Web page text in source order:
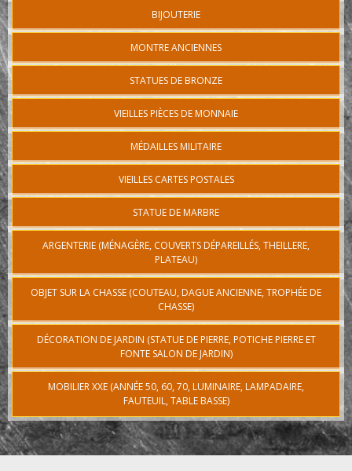
BIJOUTERIE
MONTRE ANCIENNES
STATUES DE BRONZE
VIEILLES PIÈCES DE MONNAIE
MÉDAILLES MILITAIRE
VIEILLES CARTES POSTALES
STATUE DE MARBRE
ARGENTERIE (MÉNAGÈRE, COUVERTS DÉPAREILLÉS, THEILLERE,
PLATEAU)
OBJET SUR LA CHASSE (COUTEAU, DAGUE ANCIENNE, TROPHÉE DE
CHASSE)
DÉCORATION DE JARDIN (STATUE DE PIERRE, POTICHE PIERRE ET
FONTE SALON DE JARDIN)
MOBILIER XXE (ANNÉE 50, 60, 70, LUMINAIRE, LAMPADAIRE,
FAUTEUIL, TABLE BASSE)